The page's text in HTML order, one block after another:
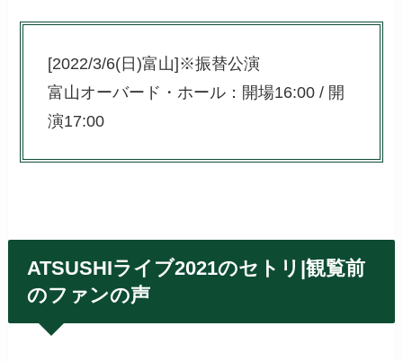
[2022/3/6(日)富山]※振替公演
富山オーバード・ホール：開場16:00 / 開
演17:00
ATSUSHIライブ2021のセトリ|観覧前
のファンの声